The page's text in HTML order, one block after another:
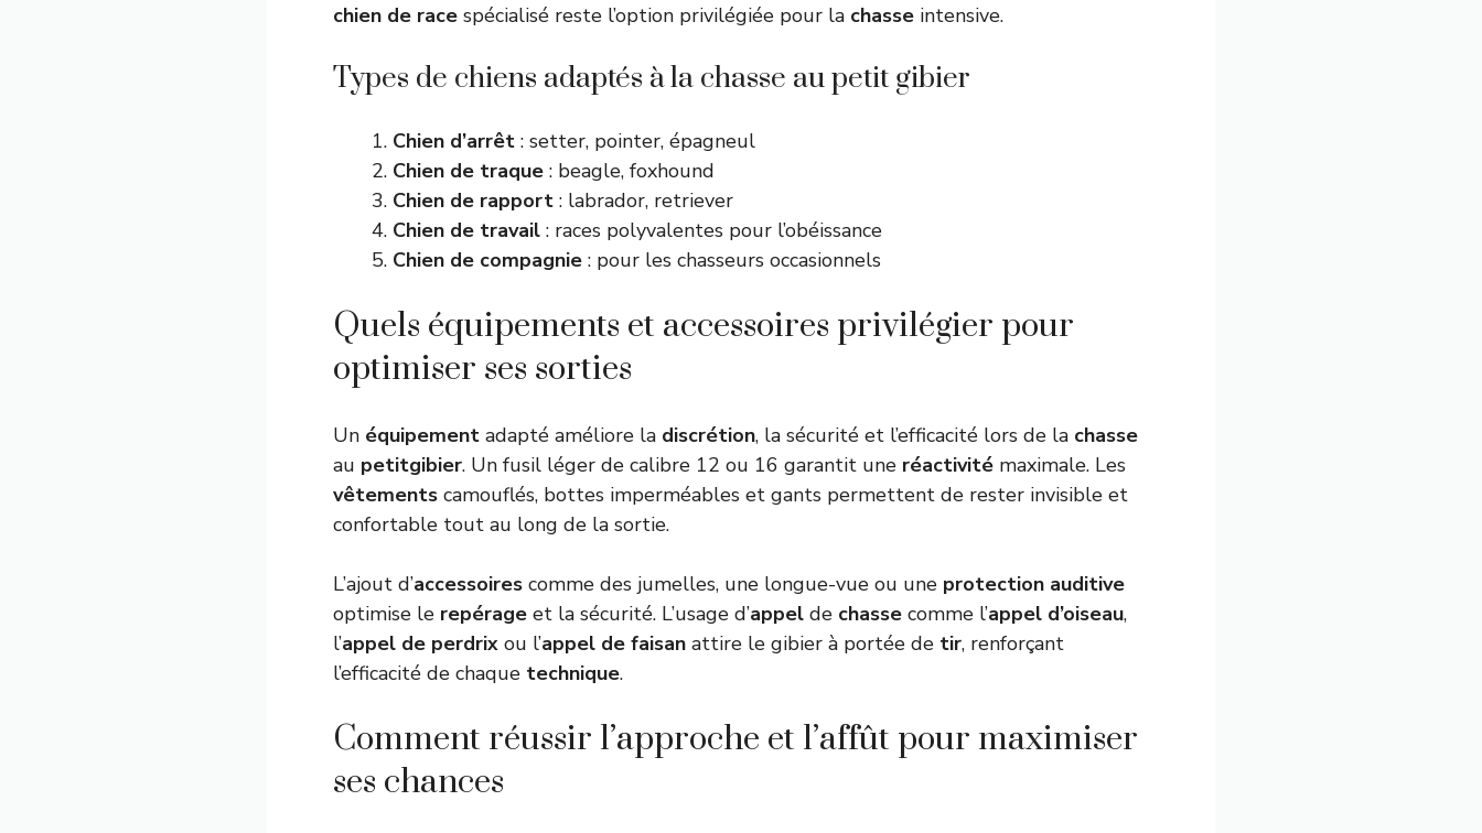
chien de race spécialisé reste l’option privilégiée pour la chasse intensive.
Types de chiens adaptés à la chasse au petit gibier
Chien d’arrêt : setter, pointer, épagneul
Chien de traque : beagle, foxhound
Chien de rapport : labrador, retriever
Chien de travail : races polyvalentes pour l’obéissance
Chien de compagnie : pour les chasseurs occasionnels
Quels équipements et accessoires privilégier pour
optimiser ses sorties
Un équipement adapté améliore la discrétion, la sécurité et l’efficacité lors de la chasse
au petitgibier. Un fusil léger de calibre 12 ou 16 garantit une réactivité maximale. Les
vêtements camouflés, bottes imperméables et gants permettent de rester invisible et
confortable tout au long de la sortie.
L’ajout d’accessoires comme des jumelles, une longue-vue ou une protection auditive
optimise le repérage et la sécurité. L’usage d’appel de chasse comme l’appel d’oiseau,
l’appel de perdrix ou l’appel de faisan attire le gibier à portée de tir, renforçant
l’efficacité de chaque technique.
Comment réussir l’approche et l’affût pour maximiser
ses chances